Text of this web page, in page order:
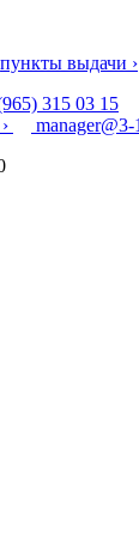
пункты выдачи ›
315 03 15
manager@3-